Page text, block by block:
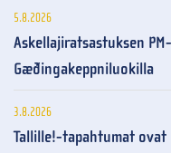
5.8.2026
Askellajiratsastuksen
Gæðingakeppniluokilla
3.8.2026
Tallille!-tapahtumat